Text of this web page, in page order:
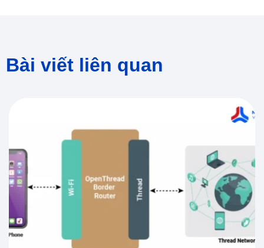
Bài viết liên quan